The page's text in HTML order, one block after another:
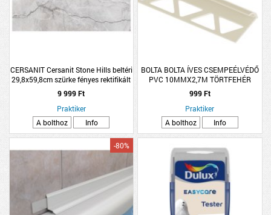
CERSANIT Cersanit Stone Hills beltéri
29,8x59,8cm szürke fényes rektifikált
fali csempe
9 999 Ft
Praktiker
A bolthoz
Info
BOLTA BOLTA ÍVES CSEMPEÉLVÉDŐ
PVC 10MMX2,7M TÖRTFEHÉR
999 Ft
Praktiker
A bolthoz
Info
-80%